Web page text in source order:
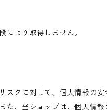
により取得しません。
クに対して、個人情報の安
た、当ショップは、個人情